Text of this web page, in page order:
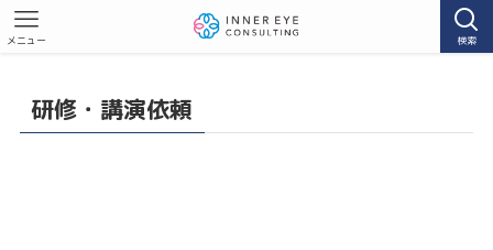
検索
メニュー
研修・講演依頼